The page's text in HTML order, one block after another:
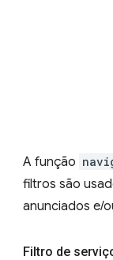
A função
filtros são
anunciados e/
Filtro de